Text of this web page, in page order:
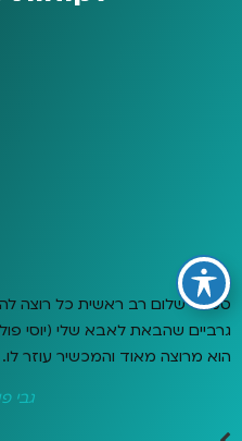
סמדר שלום רב ראשית כל רוצה
גרביים שהבאת לאבא שלי (יוסי
הוא מרוצה מאוד והמכשיר עוזר
גבי